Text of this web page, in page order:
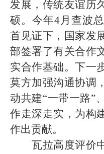
发展，传统友谊历
硕。今年4月查波
首见证下，国家发
部签署了有关合作
实合作基础。下一
莫方加强沟通协调
动共建“一带一路”
作走深走实，为构
作出贡献。
瓦拉高度评价